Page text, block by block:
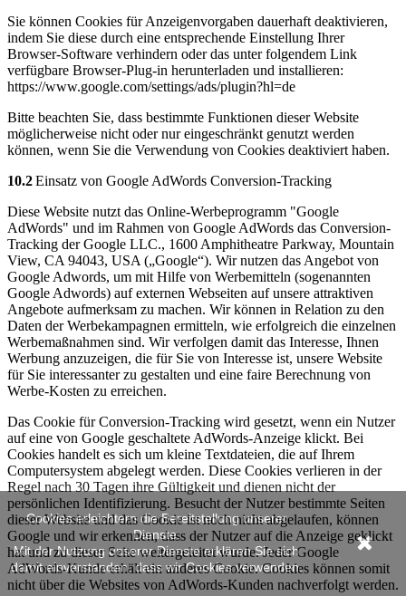
Sie können Cookies für Anzeigenvorgaben dauerhaft deaktivieren,
indem Sie diese durch eine entsprechende Einstellung Ihrer
Browser-Software verhindern oder das unter folgendem Link
verfügbare Browser-Plug-in herunterladen und installieren:
https://www.google.com/settings/ads/plugin?hl=de
Bitte beachten Sie, dass bestimmte Funktionen dieser Website
möglicherweise nicht oder nur eingeschränkt genutzt werden
können, wenn Sie die Verwendung von Cookies deaktiviert haben.
10.2Einsatz von Google AdWords Conversion-Tracking
Diese Website nutzt das Online-Werbeprogramm "Google
AdWords" und im Rahmen von Google AdWords das Conversion-
Tracking der Google LLC., 1600 Amphitheatre Parkway, Mountain
View, CA 94043, USA („Google“). Wir nutzen das Angebot von
Google Adwords, um mit Hilfe von Werbemitteln (sogenannten
Google Adwords) auf externen Webseiten auf unsere attraktiven
Angebote aufmerksam zu machen. Wir können in Relation zu den
Daten der Werbekampagnen ermitteln, wie erfolgreich die einzelnen
Werbemaßnahmen sind. Wir verfolgen damit das Interesse, Ihnen
Werbung anzuzeigen, die für Sie von Interesse ist, unsere Website
für Sie interessanter zu gestalten und eine faire Berechnung von
Werbe-Kosten zu erreichen.
Das Cookie für Conversion-Tracking wird gesetzt, wenn ein Nutzer
auf eine von Google geschaltete AdWords-Anzeige klickt. Bei
Cookies handelt es sich um kleine Textdateien, die auf Ihrem
Computersystem abgelegt werden. Diese Cookies verlieren in der
Regel nach 30 Tagen ihre Gültigkeit und dienen nicht der
persönlichen Identifizierung. Besucht der Nutzer bestimmte Seiten
dieser Website und das Cookie ist noch nicht abgelaufen, können
Google und wir erkennen, dass der Nutzer auf die Anzeige geklickt
hat und zu dieser Seite weitergeleitet wurde. Jeder Google
AdWords-Kunde erhält ein anderes Cookie. Cookies können somit
nicht über die Websites von AdWords-Kunden nachverfolgt werden.
Cookies erleichtern die Bereitstellung unserer
Dienste.
Mit der Nutzung unserer Dienste erklären Sie sich
damit einverstanden, dass wir Cookies verwenden.